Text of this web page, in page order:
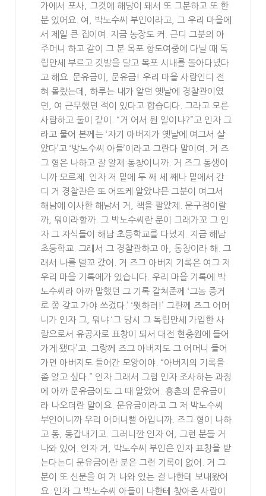
가에서 포사, 그것에 해당이 돼서 또 그분하고 또 한
분 있어요. 여, 박노수씨 부인이라고, 그 우리 마을에
서 제일 큰 집이여. 지금 농장도 커. 근디 그분의 아
주머니 하고 같이 그 분 목포 항도여중에 다닐 때 독
립만세 부르고 깃발을 달고 목포 시내를 돌아다녔다
고 해요. 문유금이, 문유금! 우리 마을 사람인디 전
혀 몰랐는데, 하루는 내가 알던 옛날에 경찰관이였
던, 여 근무했던 적이 있다고 합습디다. 그라고 모른
사람하고 둘이 같이. “거 어서 뭔 일이냐?”고 인자 그
라고 물어 본께는 ‘자기 아버지가 옛날에 여그서 살
았다’고 ‘방노수씨 아들’이라고 그란다 말이여. 거 즈
그 형은 나하고 잘 알제 동창이니까. 거 즈그 동생이
니까 모르제. 인자 저 밑에 두 째 세 째나 밑에서 간
디 거 경찰관은 또 어뜨케 알았냐믄 그분이 여그서
해남에 이사한 해남서 거, 책을 팔았제. 문구점이랄
까, 뭐이라할까. 그 박노수씨란 분이 그래가꼬 그 인
자 그 자식들이 해남 초등학교를 다녔지. 지금 해남
초등학교. 그래서 그 경찰관하고 아, 동창이라 해. 그
래서 나를 델꼬 갔어. 거 즈그 아버지 기록은 여그 저
우리 마을 기록에가 있습니다. 우리 마을 기록에 박
노수씨라 아까 말했던 그 기록 갈쳐준께 ‘그놈 증거
로 쫌 갖고 가야 쓰겄다.’ ‘뭣하러!’ 그란께 즈그 어머
니가 인자 그, 뭐냐 ‘그 당시 그 독립만세 가입한 사
람으로서 유공자로 표창이 되서 대전 현충원에 들어
가게 됐다’고. 그랑께 즈그 아버지도 그 어머니 들어
가면 아버지도 들어간 모양이야. “아버지의 기록을
좀 알고 싶다.” 인자 그래서 그럼 인자 조사하는 과정
에 아까 문유금이도 그 때 알았어. 흥촌의 문유금이
라 나오더란 말이요. 문유금이라고 그 저 박노수씨
부인이니까 우리 어머니뻘 아입니까. 즈그 형이 나하
고 동, 동갑내기고. 그러니깐 인자 어, 그런 분들 거
나와 있어. 인자 거, 박노수씨 부인은 인자 표창을 받
는다는디 문유금이란 분은 그런 기록이 없어. 거 그
분이 또 신문을 여 거 나와 있는 걸 나한테 보내왔어
요. 인자 그 박노수씨 아들이 나한테 찾아온 사람이